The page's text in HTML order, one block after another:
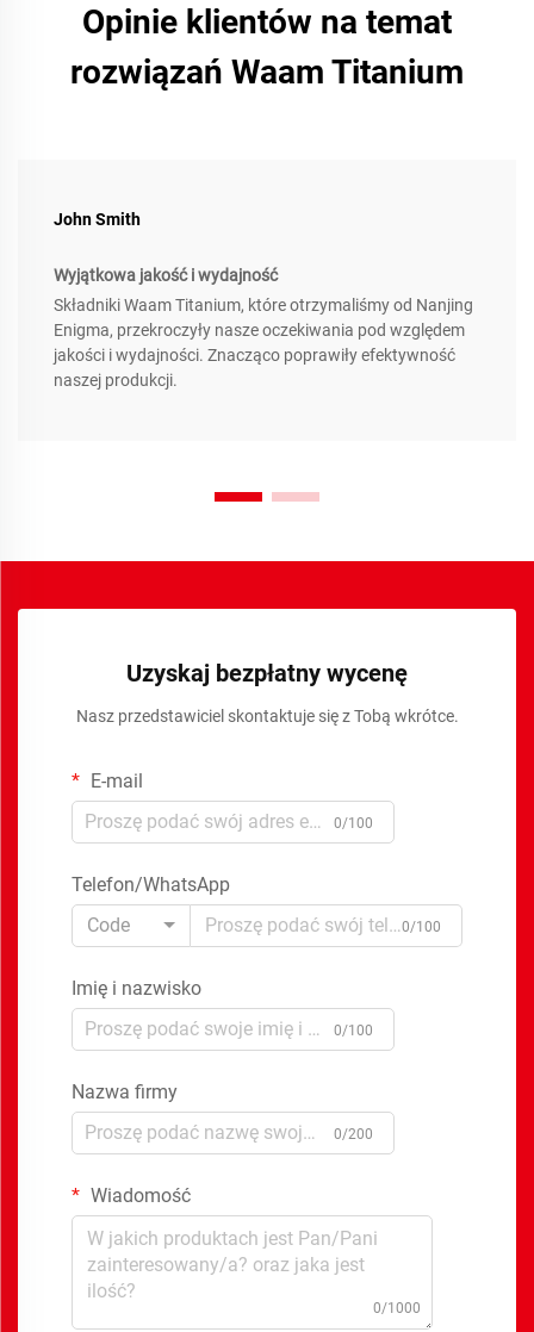
Opinie klientów na temat
rozwiązań Waam Titanium
John Smith
Wyjątkowa jakość i wydajność
Składniki Waam Titanium, które otrzymaliśmy od Nanjing
Enigma, przekroczyły nasze oczekiwania pod względem
jakości i wydajności. Znacząco poprawiły efektywność
naszej produkcji.
Uzyskaj bezpłatny wycenę
Nasz przedstawiciel skontaktuje się z Tobą wkrótce.
E-mail
0/100
Telefon/WhatsApp
Code
0/100
Imię i nazwisko
0/100
Nazwa firmy
0/200
Wiadomość
0/1000